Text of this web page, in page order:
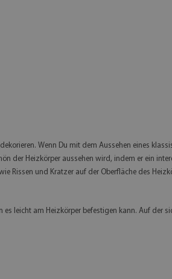
Wenn Du mit dem Aussehen eines
der Heizkörper aussehen wird, indem er ein
Rissen und Kratzer auf der Oberfläche des
leicht am Heizkörper befestigen kann. Auf der